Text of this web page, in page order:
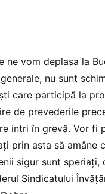
ne vom deplasa la
nu sunt
care participă la
de prevederile
intri în grevă. Vor fi
prin asta să amâne
sigur sunt speriaţi,
Sindicatului